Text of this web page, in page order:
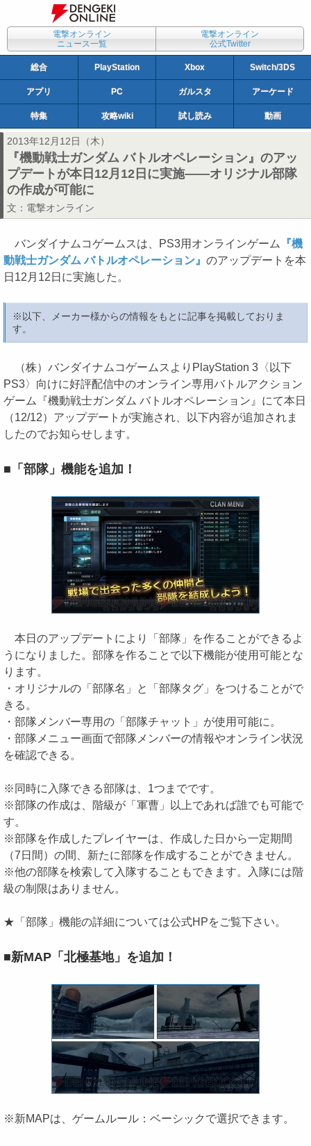
電撃オンライン
ニュース一覧
電撃オンライン
公式Twitter
総合 PlayStation Xbox Switch/3DS
アプリ PC ガルスタ アーケード
特集 攻略wiki 試し読み 動画
2013年12月12日（木）
『機動戦士ガンダム バトルオペレーション』のアッ
プデートが本日12月12日に実施――オリジナル部隊
の作成が可能に
文： 電撃オンライン
バンダイナムコゲームスは、PS3用オンラインゲーム
『機
動戦士ガンダム バトルオペレーション』 のアップデートを本
日12月12日に実施した。
※以下、メーカー様からの情報をもとに記事を掲載しておりま
す。
（株）バンダイナムコゲームスよりPlayStation 3〈以下
PS3〉向けに好評配信中のオンライン専用バトルアクション
ゲーム『機動戦士ガンダム バトルオペレーション』にて本日
（12/12）アップデートが実施され、以下内容が追加されま
したのでお知らせします。
■「部隊」機能を追加！
本日のアップデートにより「部隊」を作ることができるよ
うになりました。部隊を作ることで以下機能が使用可能とな
ります。
・オリジナルの「部隊名」と「部隊タグ」をつけることがで
きる。
・部隊メンバー専用の「部隊チャット」が使用可能に。
・部隊メニュー画面で部隊メンバーの情報やオンライン状況
を確認できる。
※同時に入隊できる部隊は、1つまでです。
※部隊の作成は、階級が「軍曹」以上であれば誰でも可能で
す。
※部隊を作成したプレイヤーは、作成した日から一定期間
（7日間）の間、新たに部隊を作成することができません。
※他の部隊を検索して入隊することもできます。入隊には階
級の制限はありません。
★「部隊」機能の詳細については公式HPをご覧下さい。
■新MAP「北極基地」を追加！
※新MAPは、ゲームルール：ベーシックで選択できます。